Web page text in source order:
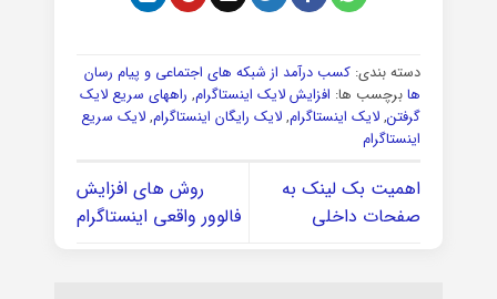
دسته بندی: کسب درآمد از شبکه های اجتماعی و پیام رسان
هابرچسب ها: افزایش لایک اینستاگرام, راههای سریع لایک
گرفتن, لایک اینستاگرام, لایک رایگان اینستاگرام, لایک سریع
اینستاگرام
اهمیت بک لینک به
صفحات داخلی
روش های افزایش
فالوور واقعی اینستاگرام